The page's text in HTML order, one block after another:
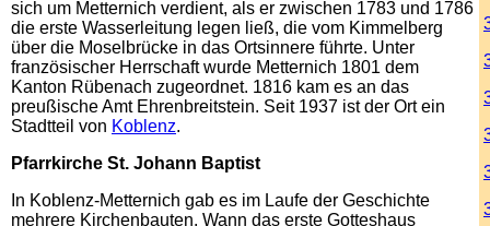
sich um Metternich verdient, als er zwischen 1783 und 1786
die erste Wasserleitung legen ließ, die vom Kimmelberg
über die Moselbrücke in das Ortsinnere führte. Unter
französischer Herrschaft wurde Metternich 1801 dem
Kanton Rübenach zugeordnet. 1816 kam es an das
preußische Amt Ehrenbreitstein. Seit 1937 ist der Ort ein
Stadtteil von Koblenz.
Pfarrkirche St. Johann Baptist
In Koblenz-Metternich gab es im Laufe der Geschichte
mehrere Kirchenbauten. Wann das erste Gotteshaus